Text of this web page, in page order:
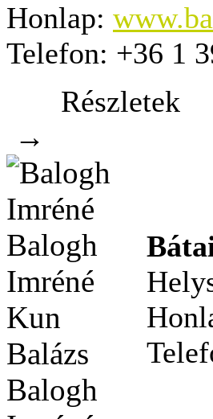
Honlap:
Telefon: +36 1
Részletek
→